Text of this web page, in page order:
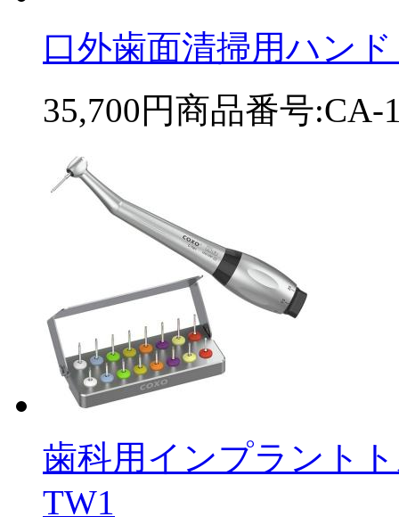
口外歯面清掃用ハン
35,700円商品番号:CA-
歯科用インプラント
TW1